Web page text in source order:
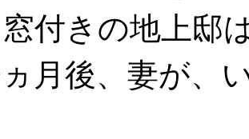
付きの地上邸
月後、妻が、